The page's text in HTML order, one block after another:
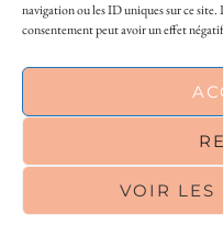
navigation ou les ID uniques sur ce
consentement peut avoir un effet
VOIR LES
© 2026